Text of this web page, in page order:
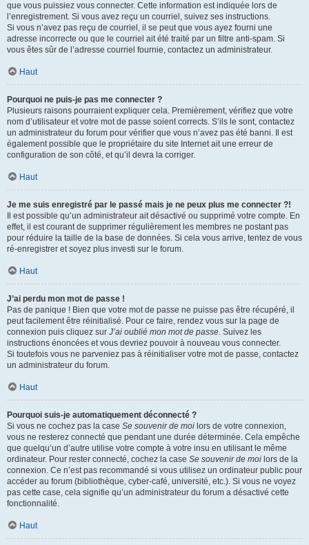
que vous puissiez vous connecter. Cette information est indiquée lors de
l’enregistrement. Si vous avez reçu un courriel, suivez ses instructions.
Si vous n’avez pas reçu de courriel, il se peut que vous ayez fourni une
adresse incorrecte ou que le courriel ait été traité par un filtre anti-spam. Si
vous êtes sûr de l’adresse courriel fournie, contactez un administrateur.
Haut
Pourquoi ne puis-je pas me connecter ?
Plusieurs raisons pourraient expliquer cela. Premièrement, vérifiez que votre
nom d’utilisateur et votre mot de passe soient corrects. S’ils le sont, contactez
un administrateur du forum pour vérifier que vous n’avez pas été banni. Il est
également possible que le propriétaire du site Internet ait une erreur de
configuration de son côté, et qu’il devra la corriger.
Haut
Je me suis enregistré par le passé mais je ne peux plus me connecter ?!
Il est possible qu’un administrateur ait désactivé ou supprimé votre compte. En
effet, il est courant de supprimer régulièrement les membres ne postant pas
pour réduire la taille de la base de données. Si cela vous arrive, tentez de vous
ré-enregistrer et soyez plus investi sur le forum.
Haut
J’ai perdu mon mot de passe !
Pas de panique ! Bien que votre mot de passe ne puisse pas être récupéré, il
peut facilement être réinitialisé. Pour ce faire, rendez vous sur la page de
connexion puis cliquez sur J’ai oublié mon mot de passe. Suivez les
instructions énoncées et vous devriez pouvoir à nouveau vous connecter.
Si toutefois vous ne parveniez pas à réinitialiser votre mot de passe, contactez
un administrateur du forum.
Haut
Pourquoi suis-je automatiquement déconnecté ?
Si vous ne cochez pas la case Se souvenir de moi lors de votre connexion,
vous ne resterez connecté que pendant une durée déterminée. Cela empêche
que quelqu’un d’autre utilise votre compte à votre insu en utilisant le même
ordinateur. Pour rester connecté, cochez la case Se souvenir de moi lors de la
connexion. Ce n’est pas recommandé si vous utilisez un ordinateur public pour
accéder au forum (bibliothèque, cyber-café, université, etc.). Si vous ne voyez
pas cette case, cela signifie qu’un administrateur du forum a désactivé cette
fonctionnalité.
Haut